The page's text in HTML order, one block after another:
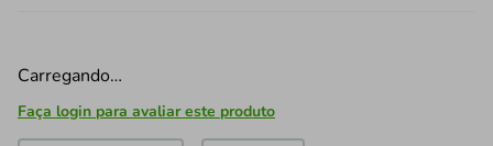
Carregando…
Faça login para avaliar este produto